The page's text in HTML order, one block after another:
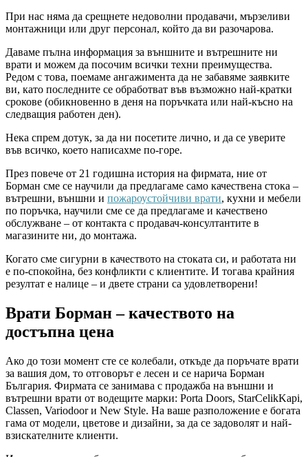
При нас няма да срещнете недоволни продавачи, мързеливи
монтажници или друг персонал, който да ви разочарова.
Даваме пълна информация за външните и вътрешните ни
врати и можем да посочим всички техни преимущества.
Редом с това, поемаме ангажимента да не забавяме заявките
ви, като последните се обработват във възможно най-кратки
срокове (обикновенно в деня на поръчката или най-късно на
следващия работен ден).
Нека спрем дотук, за да ни посетите лично, и да се уверите
във всичко, което написахме по-горе.
През повече от 21 годишна история на фирмата, ние от
Борман сме се научили да предлагаме само качествена стока –
вътрешни, външни и пожароустойчиви врати, кухни и мебели
по поръчка, научили сме се да предлагаме и качествено
обслужване – от контакта с продавач-консултантите в
магазините ни, до монтажа.
Когато сме сигурни в качеството на стоката си, и работата ни
е по-спокойна, без конфликти с клиентите. И тогава крайния
резултат е налице – и двете страни са удовлетворени!
Врати Борман – качеството на
достъпна цена
Ако до този момент сте се колебали, откъде да поръчате врати
за вашия дом, то отговорът е лесен и се нарича Борман
България. Фирмата се занимава с продажба на външни и
вътрешни врати от водещите марки: Porta Doors, StarCelikKapi,
Classen, Variodoor и New Style. На ваше разположение е богата
гама от модели, цветове и дизайни, за да се задоволят и най-
взискателните клиенти.